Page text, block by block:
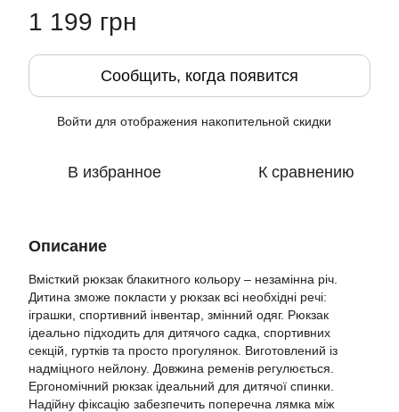
1 199 грн
Сообщить, когда появится
Войти для отображения накопительной скидки
В избранное К сравнению
Описание
Вмісткий рюкзак блакитного кольору – незамінна річ.
Дитина зможе покласти у рюкзак всі необхідні речі:
іграшки, спортивний інвентар, змінний одяг. Рюкзак
ідеально підходить для дитячого садка, спортивних
секцій, гуртків та просто прогулянок. Виготовлений із
надміцного нейлону. Довжина ременів регулюється.
Ергономічний рюкзак ідеальний для дитячої спинки.
Надійну фіксацію забезпечить поперечна лямка між